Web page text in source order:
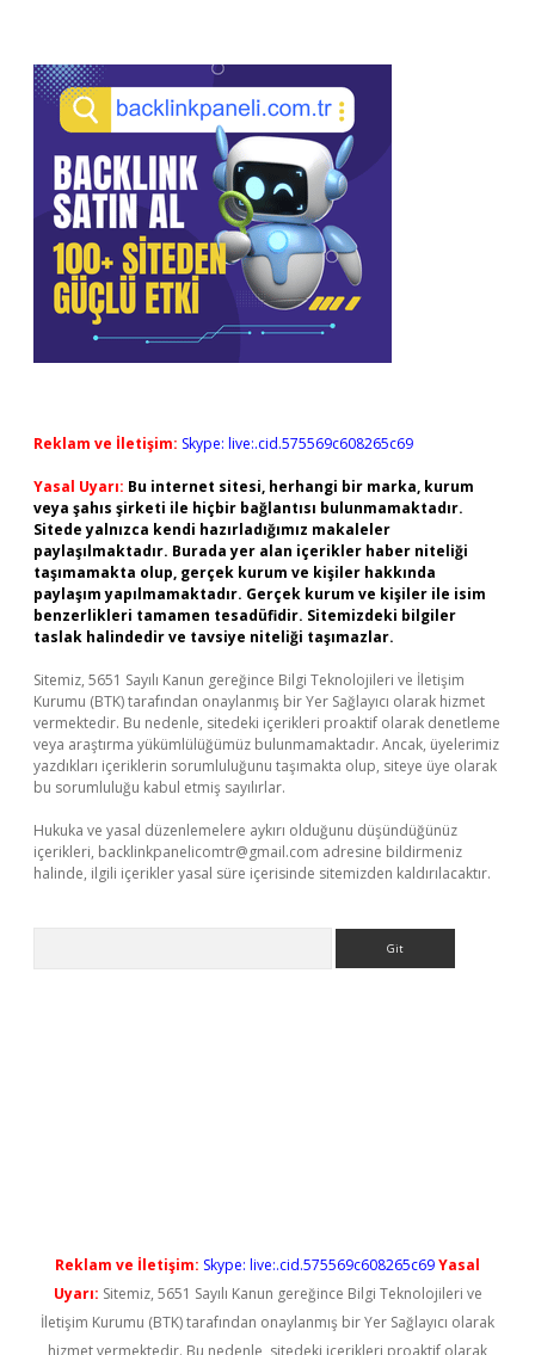
Reklam ve İletişim: Skype: live:.cid.575569c608265c69
Yasal Uyarı: Bu internet sitesi, herhangi bir marka, kurum
veya şahıs şirketi ile hiçbir bağlantısı bulunmamaktadır.
Sitede yalnızca kendi hazırladığımız makaleler
paylaşılmaktadır. Burada yer alan içerikler haber niteliği
taşımamakta olup, gerçek kurum ve kişiler hakkında
paylaşım yapılmamaktadır. Gerçek kurum ve kişiler ile isim
benzerlikleri tamamen tesadüfidir. Sitemizdeki bilgiler
taslak halindedir ve tavsiye niteliği taşımazlar.
Sitemiz, 5651 Sayılı Kanun gereğince Bilgi Teknolojileri ve İletişim
Kurumu (BTK) tarafından onaylanmış bir Yer Sağlayıcı olarak hizmet
vermektedir. Bu nedenle, sitedeki içerikleri proaktif olarak denetleme
veya araştırma yükümlülüğümüz bulunmamaktadır. Ancak, üyelerimiz
yazdıkları içeriklerin sorumluluğunu taşımakta olup, siteye üye olarak
bu sorumluluğu kabul etmiş sayılırlar.
Hukuka ve yasal düzenlemelere aykırı olduğunu düşündüğünüz
içerikleri, backlinkpanelicomtr@gmail.com adresine bildirmeniz
halinde, ilgili içerikler yasal süre içerisinde sitemizden kaldırılacaktır.
Reklam ve İletişim: Skype: live:.cid.575569c608265c69Yasal
Uyarı: Sitemiz, 5651 Sayılı Kanun gereğince Bilgi Teknolojileri ve
İletişim Kurumu (BTK) tarafından onaylanmış bir Yer Sağlayıcı olarak
hizmet vermektedir. Bu nedenle, sitedeki içerikleri proaktif olarak